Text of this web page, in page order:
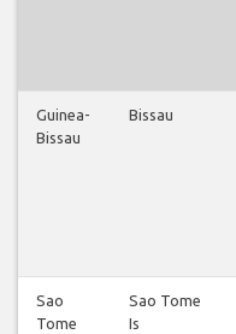
Guinea-
Bissau
Bissau
Sao
Tome
Sao Tome
Is